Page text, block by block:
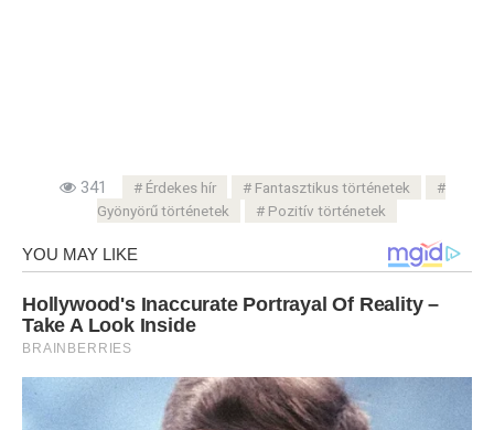
341 Érdekes hír
Fantasztikus történetek
Gyönyörű történetek
Pozitív történetek